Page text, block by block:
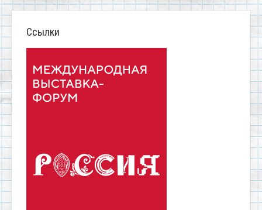
Ссылки